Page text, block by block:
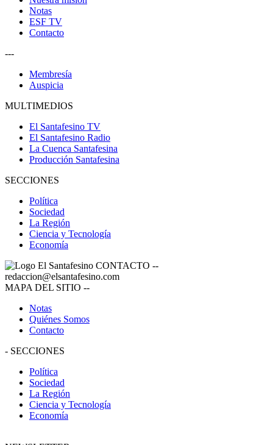
Notas
ESF TV
Contacto
---
Membresía
Auspicia
MULTIMEDIOS
El Santafesino TV
El Santafesino Radio
La Cuenca Santafesina
Producción Santafesina
SECCIONES
Política
Sociedad
La Región
Ciencia y Tecnología
Economía
CONTACTO --
redaccion@elsantafesino.com
MAPA DEL SITIO --
Notas
Quiénes Somos
Contacto
- SECCIONES
Política
Sociedad
La Región
Ciencia y Tecnología
Economía